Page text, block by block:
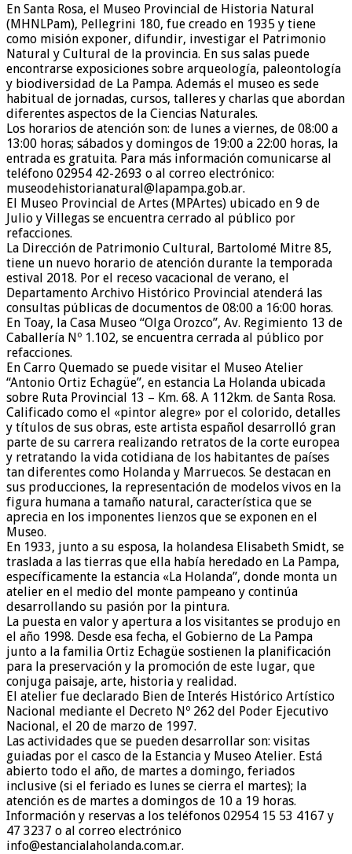
En Santa Rosa, el Museo Provincial de Historia Natural
(MHNLPam), Pellegrini 180, fue creado en 1935 y tiene
como misión exponer, difundir, investigar el Patrimonio
Natural y Cultural de la provincia. En sus salas puede
encontrarse exposiciones sobre arqueología, paleontología
y biodiversidad de La Pampa. Además el museo es sede
habitual de jornadas, cursos, talleres y charlas que abordan
diferentes aspectos de la Ciencias Naturales.
Los horarios de atención son: de lunes a viernes, de 08:00 a
13:00 horas; sábados y domingos de 19:00 a 22:00 horas, la
entrada es gratuita. Para más información comunicarse al
teléfono 02954 42-2693 o al correo electrónico:
museodehistorianatural@lapampa.gob.ar.
El Museo Provincial de Artes (MPArtes) ubicado en 9 de
Julio y Villegas se encuentra cerrado al público por
refacciones.
La Dirección de Patrimonio Cultural, Bartolomé Mitre 85,
tiene un nuevo horario de atención durante la temporada
estival 2018. Por el receso vacacional de verano, el
Departamento Archivo Histórico Provincial atenderá las
consultas públicas de documentos de 08:00 a 16:00 horas.
En Toay, la Casa Museo “Olga Orozco”, Av. Regimiento 13 de
Caballería Nº 1.102, se encuentra cerrada al público por
refacciones.
En Carro Quemado se puede visitar el Museo Atelier
“Antonio Ortiz Echagüe”, en estancia La Holanda ubicada
sobre Ruta Provincial 13 – Km. 68. A 112km. de Santa Rosa.
Calificado como el «pintor alegre» por el colorido, detalles
y títulos de sus obras, este artista español desarrolló gran
parte de su carrera realizando retratos de la corte europea
y retratando la vida cotidiana de los habitantes de países
tan diferentes como Holanda y Marruecos. Se destacan en
sus producciones, la representación de modelos vivos en la
figura humana a tamaño natural, característica que se
aprecia en los imponentes lienzos que se exponen en el
Museo.
En 1933, junto a su esposa, la holandesa Elisabeth Smidt, se
traslada a las tierras que ella había heredado en La Pampa,
específicamente la estancia «La Holanda”, donde monta un
atelier en el medio del monte pampeano y continúa
desarrollando su pasión por la pintura.
La puesta en valor y apertura a los visitantes se produjo en
el año 1998. Desde esa fecha, el Gobierno de La Pampa
junto a la familia Ortiz Echagüe sostienen la planificación
para la preservación y la promoción de este lugar, que
conjuga paisaje, arte, historia y realidad.
El atelier fue declarado Bien de Interés Histórico Artístico
Nacional mediante el Decreto Nº 262 del Poder Ejecutivo
Nacional, el 20 de marzo de 1997.
Las actividades que se pueden desarrollar son: visitas
guiadas por el casco de la Estancia y Museo Atelier. Está
abierto todo el año, de martes a domingo, feriados
inclusive (si el feriado es lunes se cierra el martes); la
atención es de martes a domingos de 10 a 19 horas.
Información y reservas a los teléfonos 02954 15 53 4167 y
47 3237 o al correo electrónico
info@estancialaholanda.com.ar.